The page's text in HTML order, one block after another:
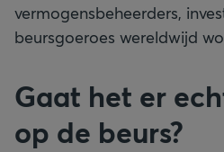
vermogensbeheerders,
beursgoeroes wereldwijd
Gaat het er
op de beurs?